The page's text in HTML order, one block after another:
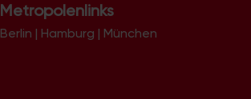
Metropolenlinks
Berlin | Hamburg | München